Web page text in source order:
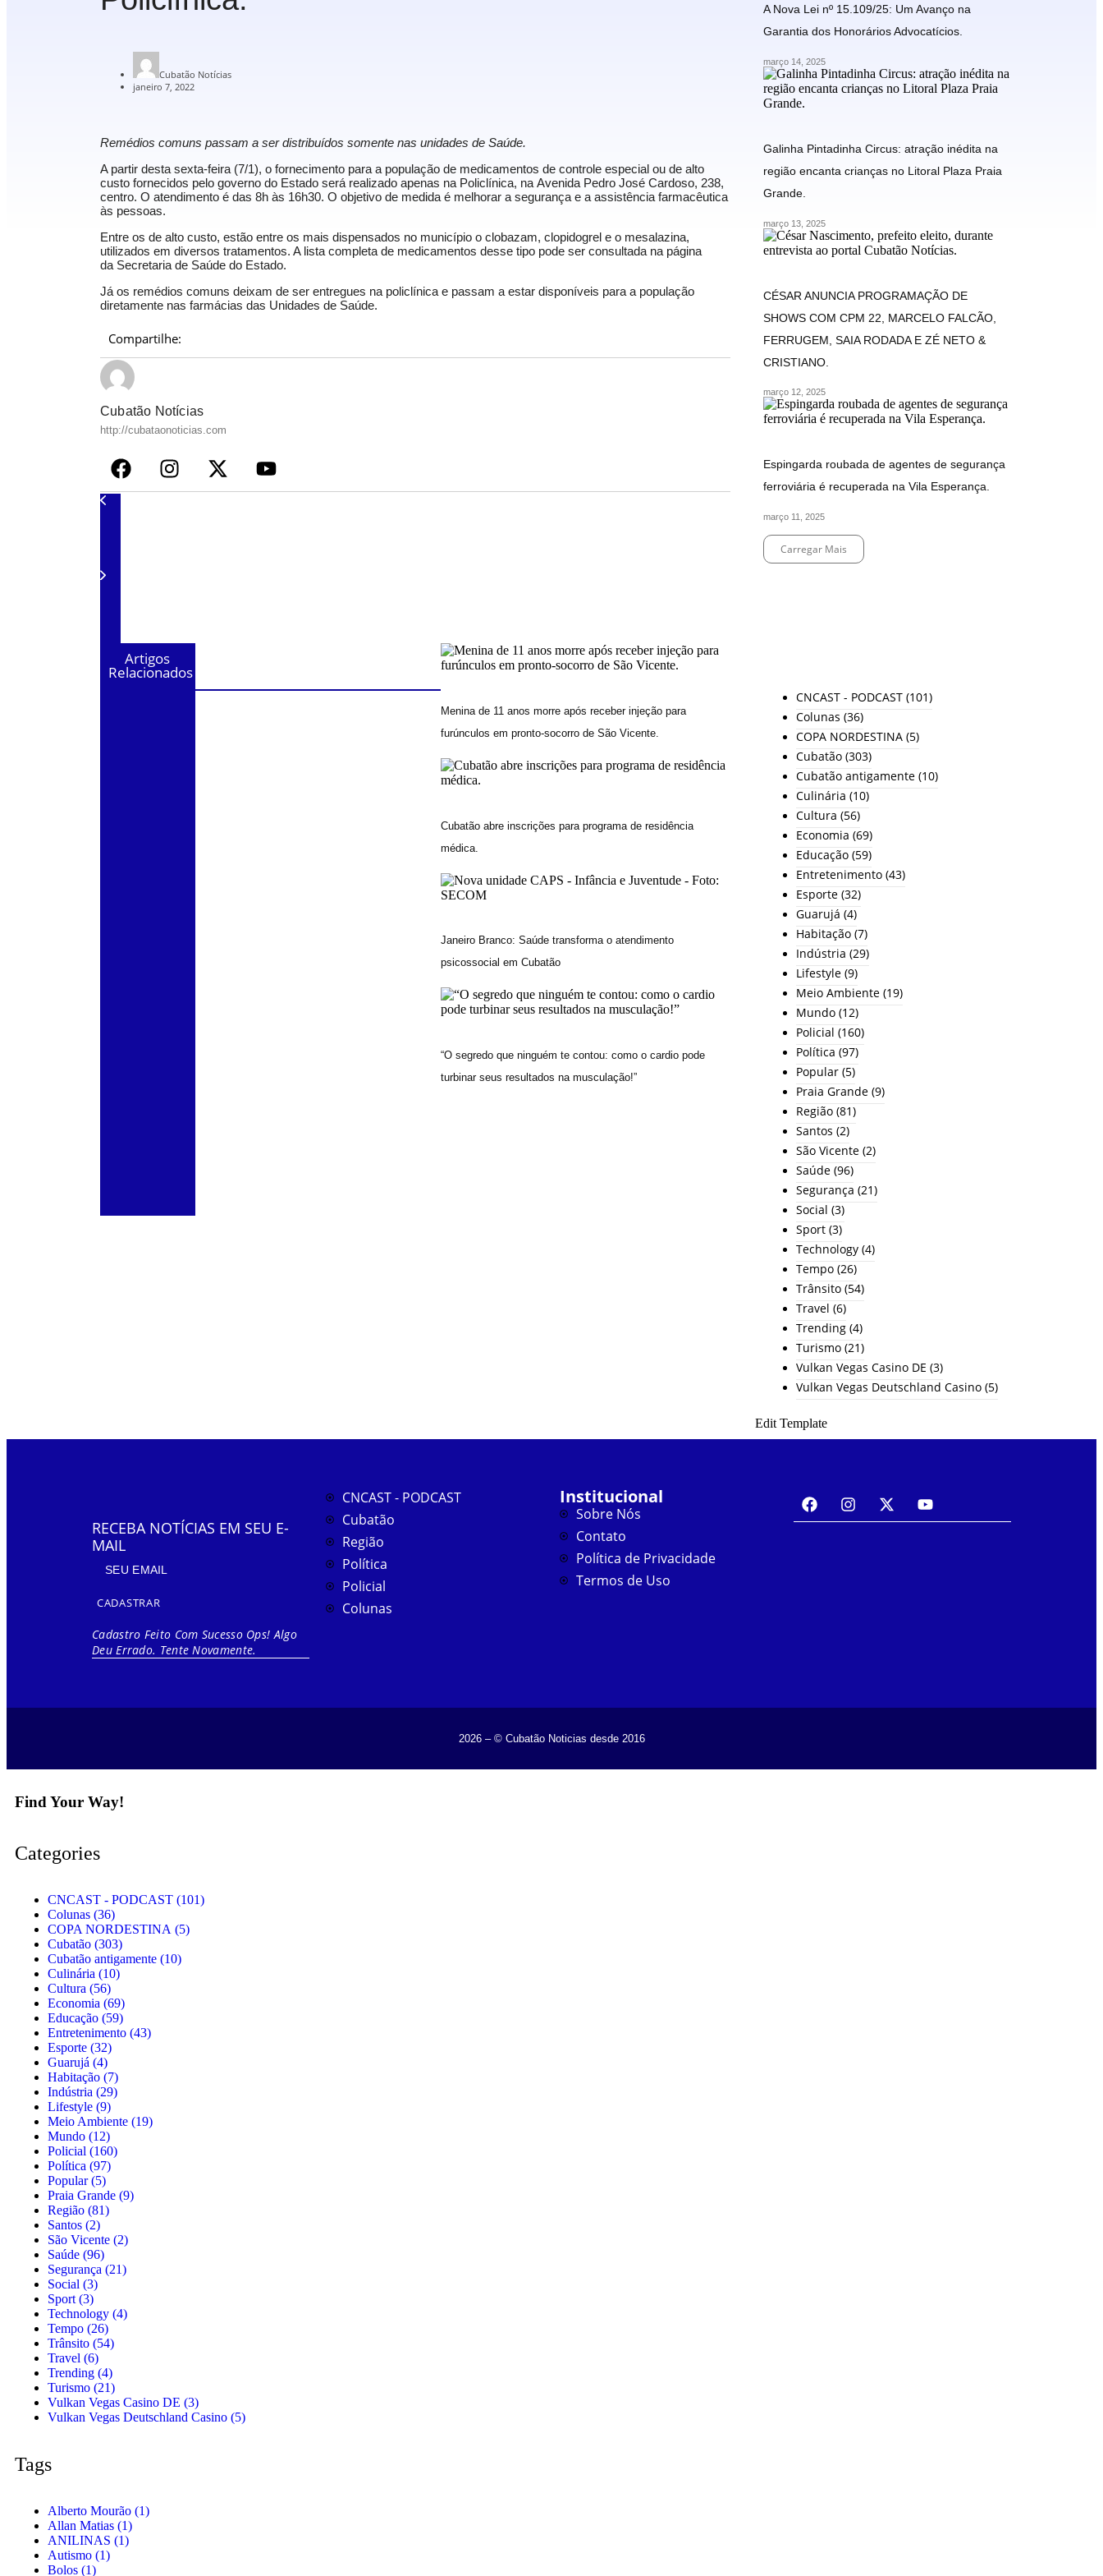
Cubatão Notícias
janeiro 7, 2022
Remédios comuns passam a ser distribuídos somente nas unidades de Saúde.
A partir desta sexta-feira (7/1), o fornecimento para a população de medicamentos de controle especial ou de alto
custo fornecidos pelo governo do Estado será realizado apenas na Policlínica, na Avenida Pedro José Cardoso, 238,
centro. O atendimento é das 8h às 16h30. O objetivo de medida é melhorar a segurança e a assistência farmacêutica
às pessoas.
Entre os de alto custo, estão entre os mais dispensados no município o clobazam, clopidogrel e o mesalazina,
utilizados em diversos tratamentos. A lista completa de medicamentos desse tipo pode ser consultada na página
da Secretaria de Saúde do Estado.
Já os remédios comuns deixam de ser entregues na policlínica e passam a estar disponíveis para a população
diretamente nas farmácias das Unidades de Saúde.
Compartilhe:
Cubatão Notícias
http://cubataonoticias.com
Artigos
Relacionados
Menina de 11 anos morre após receber injeção para
furúnculos em pronto-socorro de São Vicente.
Cubatão abre inscrições para programa de residência
médica.
Janeiro Branco: Saúde transforma o atendimento
psicossocial em Cubatão
“O segredo que ninguém te contou: como o cardio pode
turbinar seus resultados na musculação!”
A Nova Lei nº 15.109/25: Um Avanço na
Garantia dos Honorários Advocatícios.
março 14, 2025
Galinha Pintadinha Circus: atração inédita na
região encanta crianças no Litoral Plaza Praia
Grande.
março 13, 2025
CÉSAR ANUNCIA PROGRAMAÇÃO DE
SHOWS COM CPM 22, MARCELO FALCÃO,
FERRUGEM, SAIA RODADA E ZÉ NETO &
CRISTIANO.
março 12, 2025
Espingarda roubada de agentes de segurança
ferroviária é recuperada na Vila Esperança.
março 11, 2025
Carregar Mais
CNCAST - PODCAST (101)
Colunas (36)
COPA NORDESTINA (5)
Cubatão (303)
Cubatão antigamente (10)
Culinária (10)
Cultura (56)
Economia (69)
Educação (59)
Entretenimento (43)
Esporte (32)
Guarujá (4)
Habitação (7)
Indústria (29)
Lifestyle (9)
Meio Ambiente (19)
Mundo (12)
Policial (160)
Política (97)
Popular (5)
Praia Grande (9)
Região (81)
Santos (2)
São Vicente (2)
Saúde (96)
Segurança (21)
Social (3)
Sport (3)
Technology (4)
Tempo (26)
Trânsito (54)
Travel (6)
Trending (4)
Turismo (21)
Vulkan Vegas Casino DE (3)
Vulkan Vegas Deutschland Casino (5)
Edit Template
RECEBA NOTÍCIAS EM SEU E-
MAIL
CADASTRAR
Cadastro Feito Com Sucesso Ops! Algo
Deu Errado. Tente Novamente.
CNCAST - PODCAST
Cubatão
Região
Política
Policial
Colunas
Institucional
Sobre Nós
Contato
Política de Privacidade
Termos de Uso
2026 – © Cubatão Noticias desde 2016
Find Your Way!
Categories
CNCAST - PODCAST (101)
Colunas (36)
COPA NORDESTINA (5)
Cubatão (303)
Cubatão antigamente (10)
Culinária (10)
Cultura (56)
Economia (69)
Educação (59)
Entretenimento (43)
Esporte (32)
Guarujá (4)
Habitação (7)
Indústria (29)
Lifestyle (9)
Meio Ambiente (19)
Mundo (12)
Policial (160)
Política (97)
Popular(5)
Praia Grande (9)
Região (81)
Santos (2)
São Vicente (2)
Saúde (96)
Segurança (21)
Social (3)
Sport (3)
Technology (4)
Tempo (26)
Trânsito (54)
Travel (6)
Trending (4)
Turismo (21)
Vulkan Vegas Casino DE (3)
Vulkan Vegas Deutschland Casino (5)
Tags
Alberto Mourão (1)
Allan Matias (1)
ANILINAS (1)
Autismo (1)
Bolos (1)